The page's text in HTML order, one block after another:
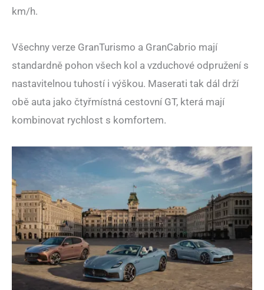
km/h.
Všechny verze GranTurismo a GranCabrio mají
standardně pohon všech kol a vzduchové odpružení s
nastavitelnou tuhostí i výškou. Maserati tak dál drží
obě auta jako čtyřmístná cestovní GT, která mají
kombinovat rychlost s komfortem.